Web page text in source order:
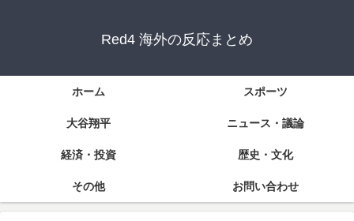
Red4 海外の反応まとめ
ホーム スポーツ
大谷翔平 ニュース・議論
経済・投資 歴史・文化
その他 お問い合わせ